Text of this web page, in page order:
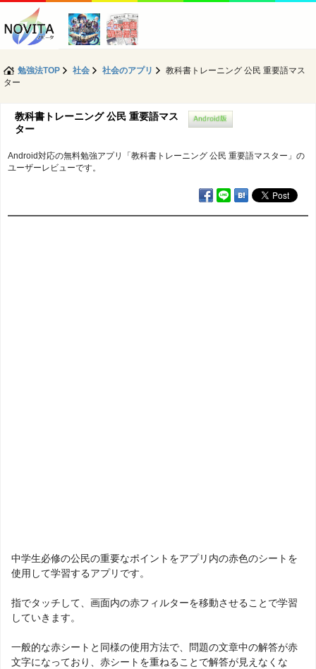
勉強法TOP 社会 社会のアプリ
教科書トレーニング 公民 重要語マス
ター
教科書トレーニング 公民 重要語マス
ター
Android対応の無料勉強アプリ「教科書トレーニング 公民 重要語マスター」の
ユーザーレビューです。
中学生必修の公民の重要なポイントをアプリ内の赤色のシートを
使用して学習するアプリです。
指でタッチして、画面内の赤フィルターを移動させることで学習
していきます。
一般的な赤シートと同様の使用方法で、問題の文章中の解答が赤
文字になっており、赤シートを重ねることで解答が見えなくな